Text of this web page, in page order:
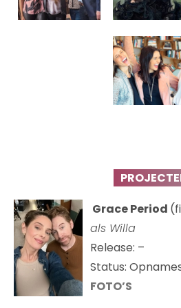
Grace Period
als Willa
Release: –
Status:
FOTO’S